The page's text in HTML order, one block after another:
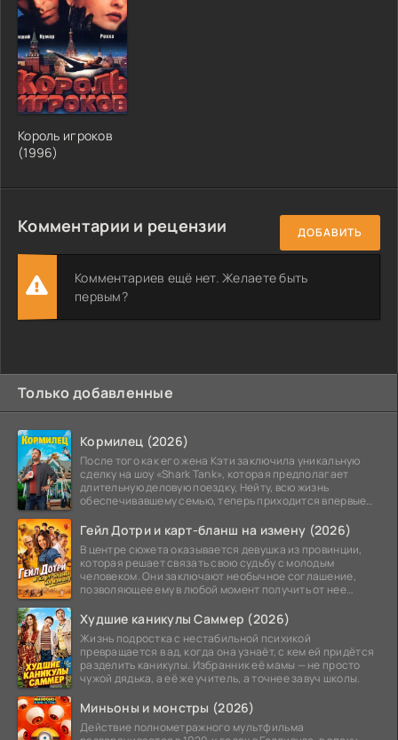
Король игроков
(1996)
Комментарии и рецензии ДОБАВИТЬ
Комментариев ещё нет. Желаете быть
первым?
Только добавленные
Кормилец (2026)
После того как его жена Кэти заключила уникальную
сделку на шоу «Shark Tank», которая предполагает
длительную деловую поездку, Нейту, всю жизнь
обеспечивавшему семью, теперь приходится впервые
Гейл Дотри и карт-бланш на измену (2026)
В центре сюжета оказывается девушка из провинции,
которая решает связать свою судьбу с молодым
человеком. Они заключают необычное соглашение,
позволяющее ему в любой момент получить от нее
Худшие каникулы Саммер (2026)
Жизнь подростка с нестабильной психикой
превращается в ад, когда она узнаёт, с кем ей придётся
разделить каникулы. Избранник её мамы — не просто
чужой дядька, а её же учитель, а точнее завуч школы.
Миньоны и монстры (2026)
Действие полнометражного мультфильма